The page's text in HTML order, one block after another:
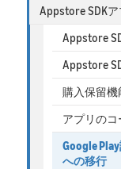
Appstore SDKア
Appstore
Appstore
購入保留機
アプリの
Google
への移行